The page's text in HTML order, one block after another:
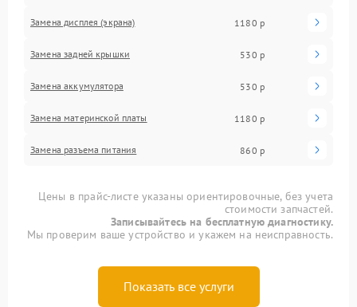
Замена дисплея (экрана) 1180 р
Замена задней крышки 530 р
Замена аккумулятора 530 р
Замена материнской платы 1180 р
Замена разъема питания 860 р
Цены в прайс-листе указаны ориентировочные, без учета
стоимости запчастей.
Записывайтесь на бесплатную диагностику.
Мы проверим ваше устройство и укажем на неисправность.
Показать все услуги